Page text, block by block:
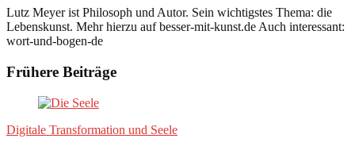
Lutz Meyer ist Philosoph und Autor. Sein wichtigstes Thema: die
Lebenskunst. Mehr hierzu auf besser-mit-kunst.de Auch interessant:
wort-und-bogen-de
Frühere Beiträge
Digitale Transformation und Seele